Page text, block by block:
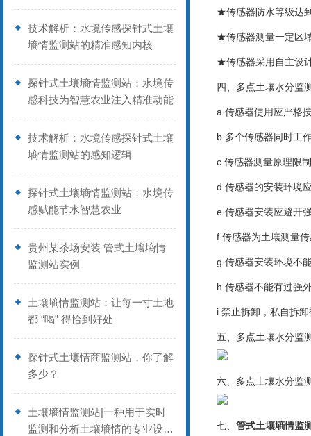
心
技术解析：水境传感探针式土壤
墒情监测站的精准感知内核
探针式土壤墒情监测站：水境传
感科技为智慧农业注入精准动能
技术解析：水境传感探针式土壤
墒情监测站的感知逻辑
探针式土壤墒情监测站：水境传
感赋能节水智慧农业
贵州某茶场安装 管式土壤墒情
监测站实例
土壤墒情监测站：让每一寸土地
都 “喝” 得恰到好处
探针式土壤情商监测站，你了解
多少？
土壤墒情监测站|一种用于实时
监测和分析土壤墒情的专业设备
★传感器防水等级达
★传感器测量一定区
★传感器采用自主设
四、多点土壤水分监
a.传感器使用应严格
b.多个传感器同时工
c.传感器测量原理限
d.传感器的安装环境
e.传感器安装应避开
f.传感器为土壤测量
g.传感器安装环境不
h.传感器不能有过强
i.禁止拆卸，私自拆
五、多点土壤水分监
六、多点土壤水分监
七、 管式土壤墒情监